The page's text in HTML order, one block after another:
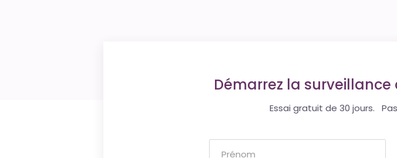
Démarrez la surveillance
Essai gratuit de 30 jours.